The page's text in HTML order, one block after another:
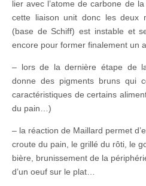
lier avec l’atome de carbone de
cette liaison unit donc les deux
(base de Schiff) est instable et
encore pour former finalement un
– lors de la dernière étape de
donne des pigments bruns qui
caractéristiques de certains
du pain…)
– la réaction de Maillard permet
croute du pain, le grillé du rôti, le
bière, brunissement de la
d’un oeuf sur le plat…